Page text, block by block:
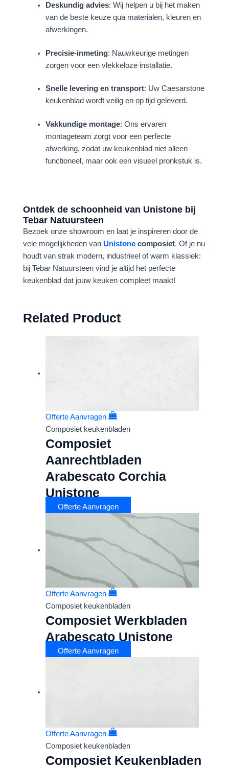
Deskundig advies: Wij helpen u bij het maken
van de beste keuze qua materialen, kleuren en
afwerkingen.
Precisie-inmeting: Nauwkeurige metingen
zorgen voor een vlekkeloze installatie.
Snelle levering en transport: Uw Caesarstone
keukenblad wordt veilig en op tijd geleverd.
Vakkundige montage: Ons ervaren
montageteam zorgt voor een perfecte
afwerking, zodat uw keukenblad niet alleen
functioneel, maar ook een visueel pronkstuk is.
Ontdek de schoonheid van Unistone bij
Tebar Natuursteen
Bezoek onze showroom en laat je inspireren door de
vele mogelijkheden van Unistone composiet. Of je nu
houdt van strak modern, industrieel of warm klassiek:
bij Tebar Natuursteen vind je altijd het perfecte
keukenblad dat jouw keuken compleet maakt!
Related Product
Offerte Aanvragen
Composiet keukenbladen
Composiet
Aanrechtbladen
Arabescato Corchia
Unistone
Offerte Aanvragen
Offerte Aanvragen
Composiet keukenbladen
Composiet Werkbladen
Arabescato Unistone
Offerte Aanvragen
Offerte Aanvragen
Composiet keukenbladen
Composiet Keukenbladen